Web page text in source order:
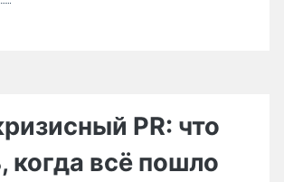
Международная
выставка
PR: что
когда всё пошло